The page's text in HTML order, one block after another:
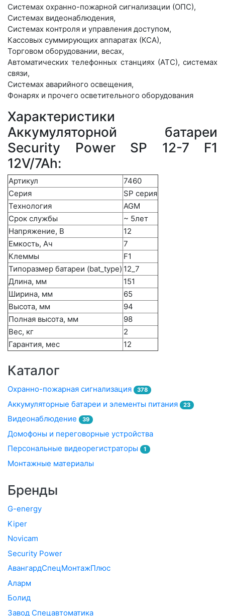
Системах охранно-пожарной сигнализации (ОПС),
Cистемах видеонаблюдения,
Системах контроля и управления доступом,
Кассовых суммирующих аппаратах (КСА),
Торговом оборудовании, весах,
Автоматических телефонных станциях (АТС), системах
связи,
Системах аварийного освещения,
Фонарях и прочего осветительного оборудования
Характеристики
Аккумуляторной батареи
Security Power SP 12-7 F1
12V/7Ah:
Артикул
7460
Серия
SP серия
Технология
AGM
Cрок службы
~ 5лет
Напряжение, В
12
Емкость, Ач
7
Клеммы
F1
Типоразмер батареи (bat_type) 12_7
Длина, мм
151
Ширина, мм
65
Высота, мм
94
Полная высота, мм
98
Вес, кг
2
Гарантия, мес
12
Каталог
Охранно-пожарная сигнализация 378
Аккумуляторные батареи и элементы питания 23
Видеонаблюдение 39
Домофоны и переговорные устройства
Персональные видеорегистраторы
1
Монтажные материалы
Бренды
G-energy
Kiper
Novicam
Security Power
АвангардСпецМонтажПлюс
Аларм
Болид
Завод Спецавтоматика